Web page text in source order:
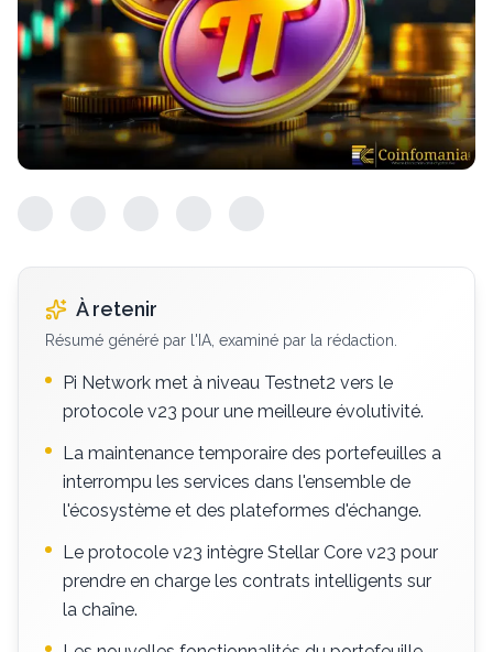
À retenir
Résumé généré par l'IA, examiné par la rédaction.
Pi Network met à niveau Testnet2 vers le
protocole v23 pour une meilleure évolutivité.
La maintenance temporaire des portefeuilles a
interrompu les services dans l'ensemble de
l'écosystème et des plateformes d'échange.
Le protocole v23 intègre Stellar Core v23 pour
prendre en charge les contrats intelligents sur
la chaîne.